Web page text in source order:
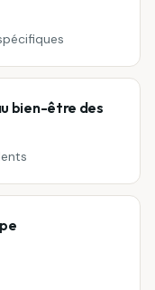
bien-être des